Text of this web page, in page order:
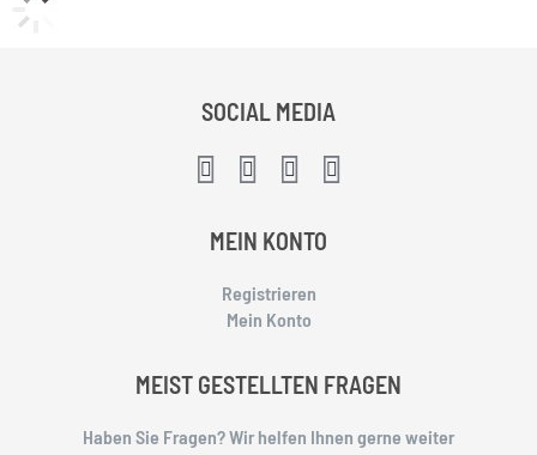
SOCIAL MEDIA
MEIN KONTO
Registrieren
Mein Konto
MEIST GESTELLTEN FRAGEN
Haben Sie Fragen? Wir helfen Ihnen gerne weiter